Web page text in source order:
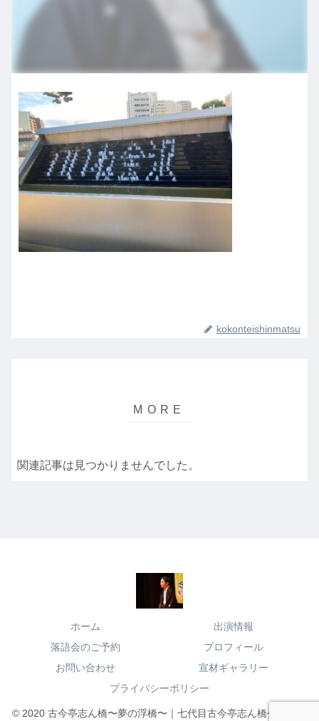
kokonteishinmatsu
関連記事は見つかりませんでした。
ホーム
出演情報
落語会のご予約
プロフィール
お問い合わせ
宣材ギャラリー
プライバシーポリシー
© 2020 古今亭志ん橋〜夢の浮橋〜｜七代目古今亭志ん橋公式サイ